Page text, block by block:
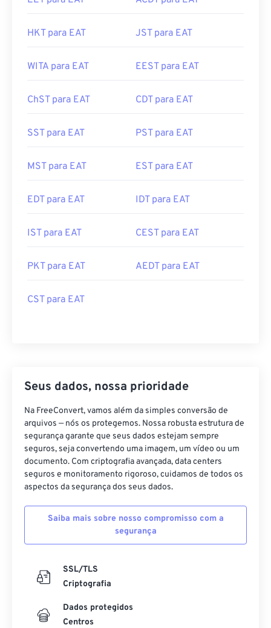
HKT para EAT JST para EAT
WITA para EAT EEST para EAT
ChST para EAT CDT para EAT
SST para EAT PST para EAT
MST para EAT EST para EAT
EDT para EAT IDT para EAT
IST para EAT CEST para EAT
PKT para EAT AEDT para EAT
CST para EAT
Seus dados, nossa prioridade
Na FreeConvert, vamos além da simples conversão de
arquivos — nós os protegemos. Nossa robusta estrutura de
segurança garante que seus dados estejam sempre
seguros, seja convertendo uma imagem, um vídeo ou um
documento. Com criptografia avançada, data centers
seguros e monitoramento rigoroso, cuidamos de todos os
aspectos da segurança dos seus dados.
Saiba mais sobre nosso compromisso com a
segurança
SSL/TLS
Criptografia
Dados protegidos
Centros